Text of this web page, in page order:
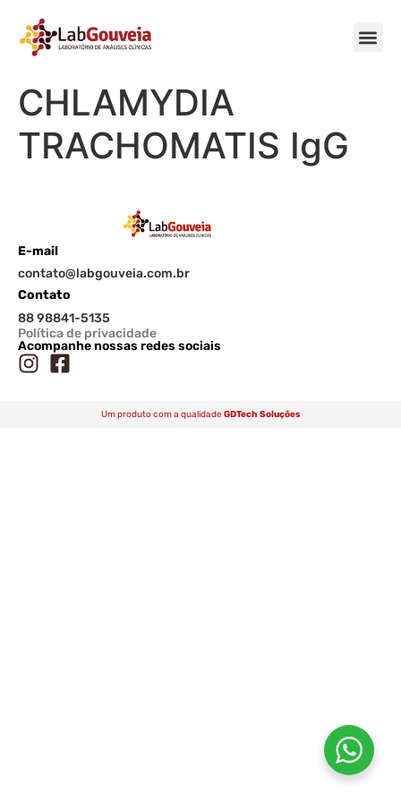
CHLAMYDIA
TRACHOMATIS IgG
E-mail
contato@labgouveia.com.br
Contato
88 98841-5135
Política de privacidade
Acompanhe nossas redes sociais
Um produto com a qualidade GDTech Soluções